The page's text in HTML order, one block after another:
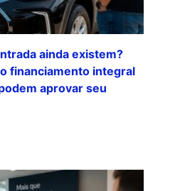
ainda existem?
financiamento integral
aprovar seu